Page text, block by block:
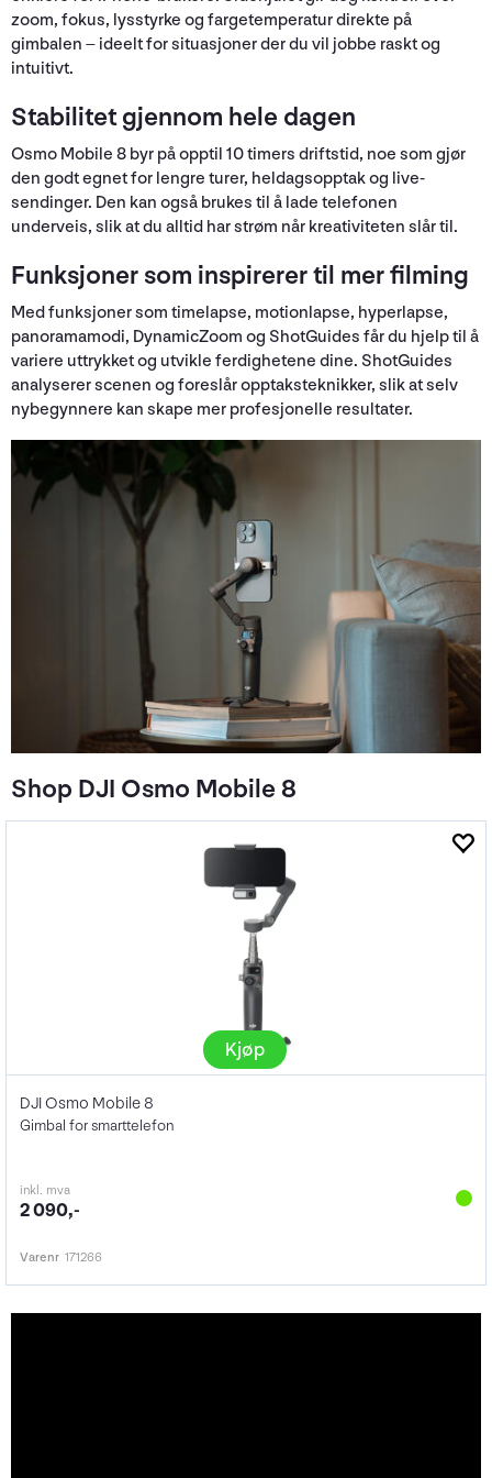
zoom, fokus, lysstyrke og fargetemperatur direkte på
gimbalen – ideelt for situasjoner der du vil jobbe raskt og
intuitivt.
Stabilitet gjennom hele dagen
Osmo Mobile 8 byr på opptil 10 timers driftstid, noe som gjør
den godt egnet for lengre turer, heldagsopptak og live-
sendinger. Den kan også brukes til å lade telefonen
underveis, slik at du alltid har strøm når kreativiteten slår til.
Funksjoner som inspirerer til mer filming
Med funksjoner som timelapse, motionlapse, hyperlapse,
panoramamodi, DynamicZoom og ShotGuides får du hjelp til å
variere uttrykket og utvikle ferdighetene dine. ShotGuides
analyserer scenen og foreslår opptaksteknikker, slik at selv
nybegynnere kan skape mer profesjonelle resultater.
Shop DJI Osmo Mobile 8
Kjøp
DJI Osmo Mobile 8
Gimbal for smarttelefon
inkl. mva
2 090,-
Varenr 171266